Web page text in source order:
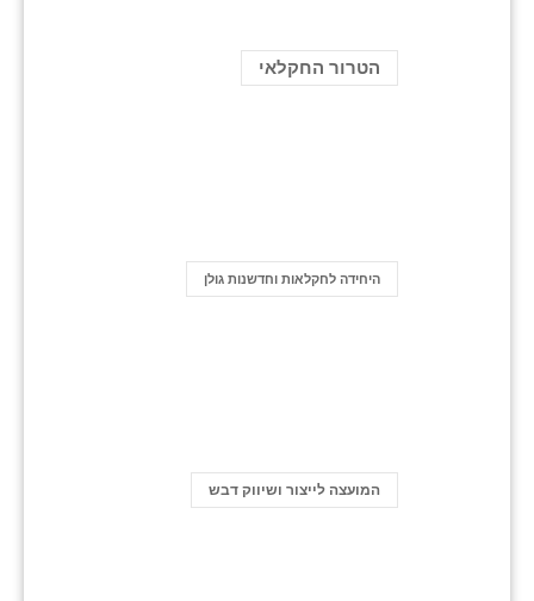
הטרור החקלאי
היחידה לחקלאות וחדשנות גולן
המועצה לייצור ושיווק דבש